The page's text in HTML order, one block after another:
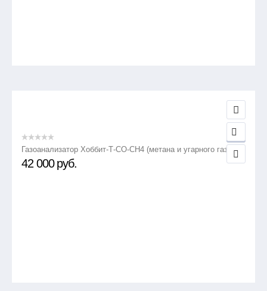
Газоанализатор Хоббит-Т-СО-СН4 (метана и угарного газа)
42 000 руб.